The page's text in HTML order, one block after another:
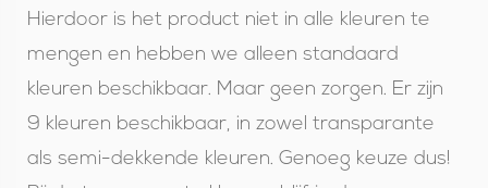
Hierdoor is het product niet in alle kleuren te
mengen en hebben we alleen standaard
kleuren beschikbaar. Maar geen zorgen. Er zijn
9 kleuren beschikbaar, in zowel transparante
als semi-dekkende kleuren. Genoeg keuze dus!